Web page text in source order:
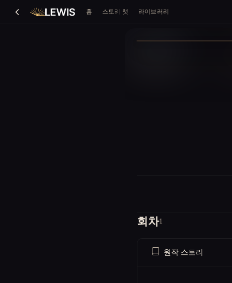
홈 스토리 챗 라이브러리
회차1
원작 스토리